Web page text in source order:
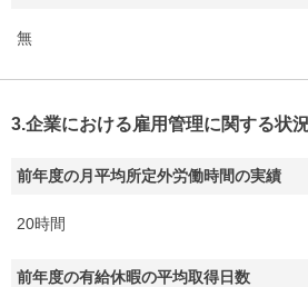
無
3.企業における雇用管理に関する状
前年度の月平均所定外労働時間の実績
20時間
前年度の有給休暇の平均取得日数